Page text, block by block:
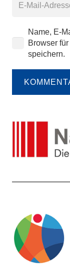
Name, E-
Browser
speichern.